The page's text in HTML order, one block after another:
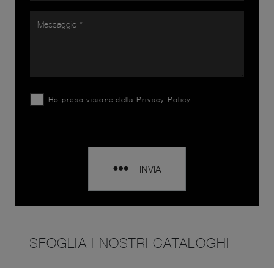
Ho preso visione della Privacy Policy
INVIA
SFOGLIA I NOSTRI CATALOGHI